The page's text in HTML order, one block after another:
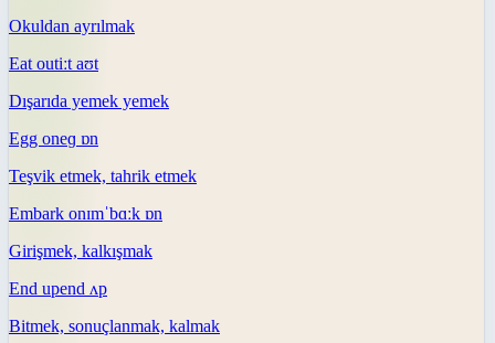
Okuldan ayrılmak
Eat outiːt aʊt
Dışarıda yemek yemek
Egg oneɡ ɒn
Teşvik etmek, tahrik etmek
Embark onɪmˈbɑːk ɒn
Girişmek, kalkışmak
End upend ʌp
Bitmek, sonuçlanmak, kalmak